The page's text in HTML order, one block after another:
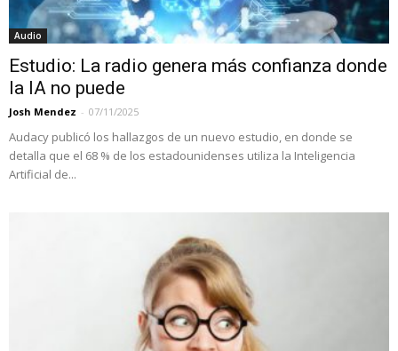
Audio
Estudio: La radio genera más confianza donde
la IA no puede
Josh Mendez - 07/11/2025
Audacy publicó los hallazgos de un nuevo estudio, en donde se
detalla que el 68 % de los estadounidenses utiliza la Inteligencia
Artificial de...